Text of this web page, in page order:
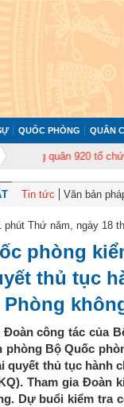
QUỐC PHÒNG QUÂN
920 tổ chức Lễ kỷ
Tin tức Văn bản
phút Thứ năm, ngày 18
phòng
thủ tục
Đoàn công tác của
phòng Bộ Quốc
quyết thủ tục hành
Tham gia Đoàn
Dự buổi kiểm tra